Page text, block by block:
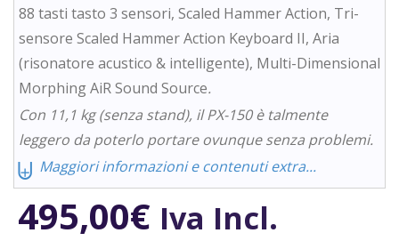
88 tasti tasto 3 sensori, Scaled Hammer Action, Tri-
sensore Scaled Hammer Action Keyboard II, Aria
(risonatore acustico & intelligente), Multi-Dimensional
Morphing AiR Sound Source.
Con 11,1 kg (senza stand), il PX-150 è talmente
leggero da poterlo portare ovunque senza problemi.
⨄ Maggiori informazioni e contenuti extra...
495,00€ Iva Incl.